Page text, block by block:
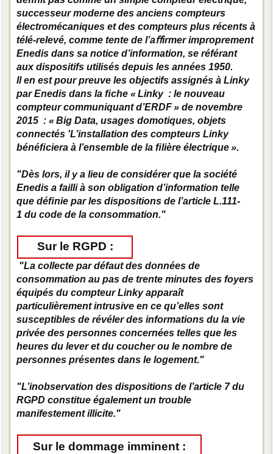
successeur moderne des anciens compteurs
électromécaniques et des compteurs plus récents à
télé-relevé, comme tente de l’aﬀirmer improprement
Enedis dans sa notice d’information, se référant
aux dispositifs utilisés depuis les années 1950.
Il en est pour preuve les objectifs assignés à Linky
par Enedis dans la ﬁche « Linky : le nouveau
compteur communiquant d’ERDF » de novembre
2015 : « Big Data, usages domotiques, objets
connectés 'L’installation des compteurs Linky
bénéﬁciera à l’ensemble de la ﬁlière électrique ».
"Dès lors, il y a lieu de considérer que la société
Enedis a failli à son obligation d’information telle
que déﬁnie par les dispositions de l’article L.111-
1 du code de la consommation."
Sur le RGPD :
"La collecte par défaut des données de
consommation au pas de trente minutes des foyers
équipés du compteur Linky apparaît
particulièrement intrusive en ce qu’elles sont
susceptibles de révéler des informations du la vie
privée des personnes concernées telles que les
heures du lever et du coucher ou le nombre de
personnes présentes dans le logement."
"L’inobservation des dispositions de l’article 7 du
RGPD constitue également un trouble
manifestement illicite."
Sur le dommage imminent :